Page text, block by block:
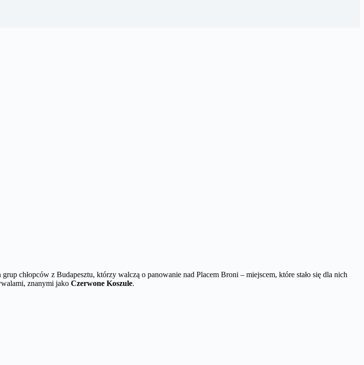
chłopców z Budapesztu, którzy walczą o panowanie nad Placem Broni – miejscem, które stało się dla nich
znanymi jako Czerwone Koszule.